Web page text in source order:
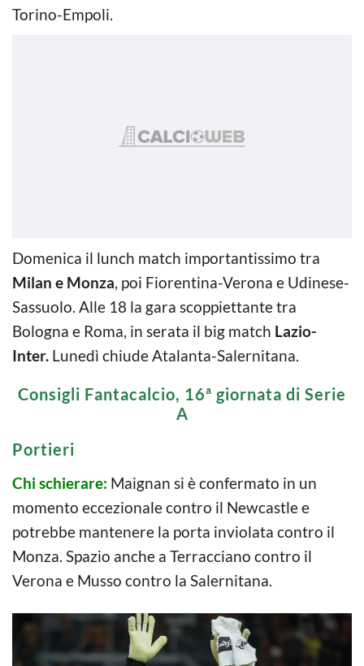
Torino-Empoli.
Domenica il lunch match importantissimo tra
Milan e Monza, poi Fiorentina-Verona e Udinese-
Sassuolo. Alle 18 la gara scoppiettante tra
Bologna e Roma, in serata il big match Lazio-
Inter. Lunedì chiude Atalanta-Salernitana.
Consigli Fantacalcio, 16ª giornata di Serie
A
Portieri
Chi schierare: Maignan si è confermato in un
momento eccezionale contro il Newcastle e
potrebbe mantenere la porta inviolata contro il
Monza. Spazio anche a Terracciano contro il
Verona e Musso contro la Salernitana.